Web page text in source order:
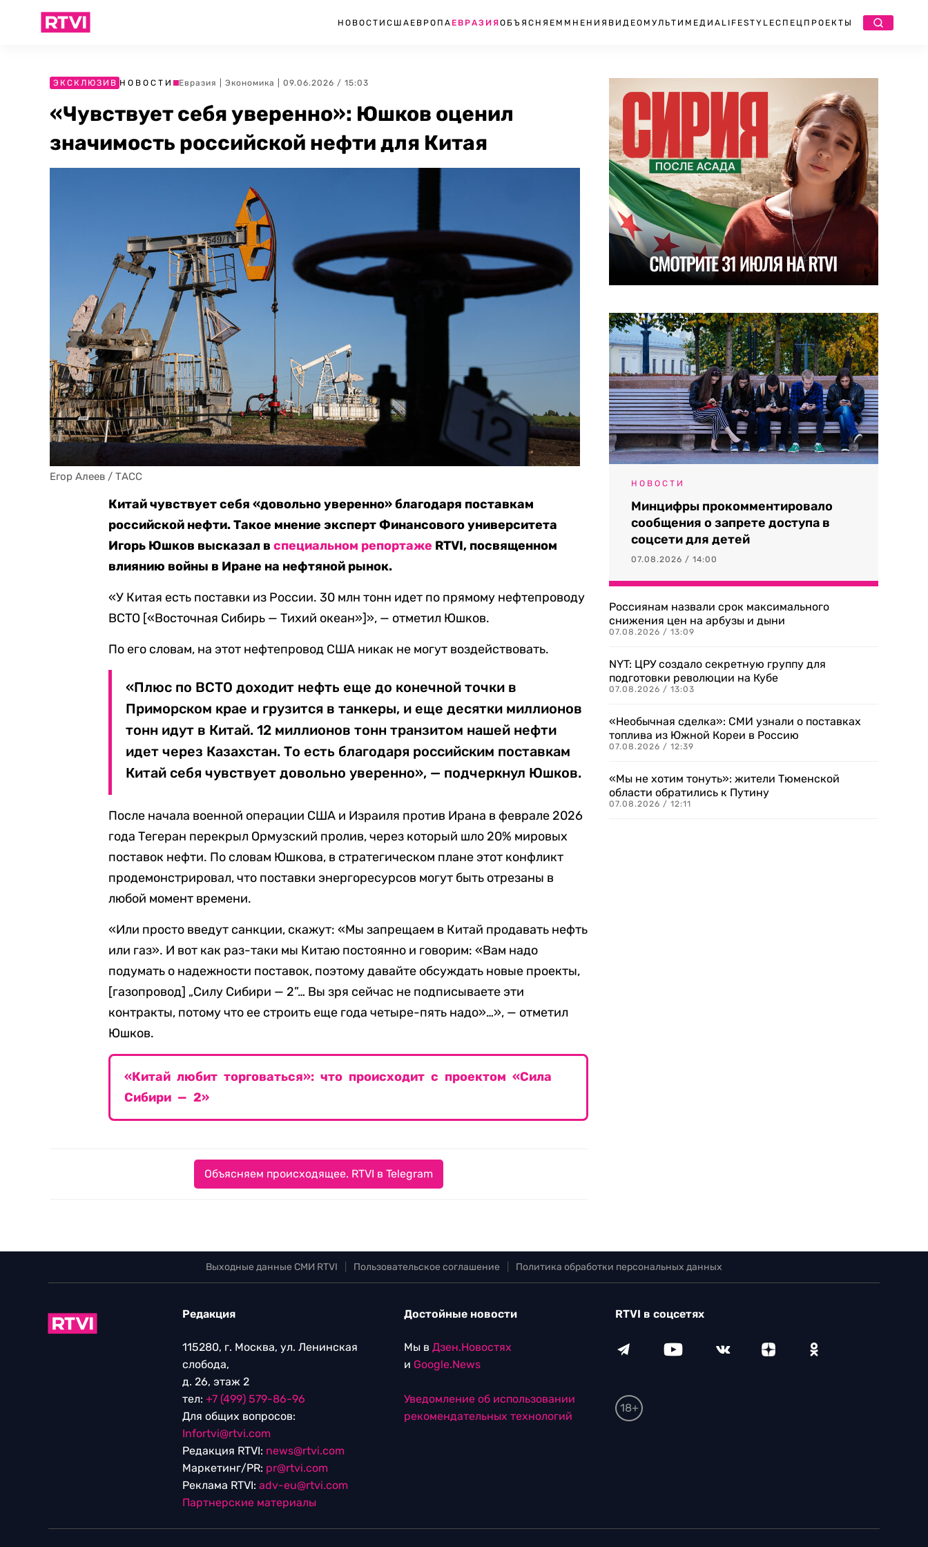
НОВОСТИ США ЕВРОПА ЕВРАЗИЯОБЪЯСНЯЕМ МНЕНИЯ ВИДЕО МУЛЬТИМЕДИА LIFESTYLEСПЕЦПРОЕКТЫ
ЭКСКЛЮЗИВ НОВОСТИ Евразия Экономика | 09.06.2026 / 15:03
«Чувствует себя уверенно»: Юшков оценил
значимость российской нефти для Китая
Егор Алеев / ТАСС
Китай чувствует себя «довольно уверенно» благодаря поставкам
российской нефти. Такое мнение эксперт Финансового университета
Игорь Юшков высказал вспециальном репортаже RTVI, посвященном
влиянию войны в Иране на нефтяной рынок.
«У Китая есть поставки из России. 30 млн тонн идет по прямому нефтепроводу
ВСТО [«Восточная Сибирь — Тихий океан»]», — отметил Юшков.
По его словам, на этот нефтепровод США никак не могут воздействовать.
«Плюс по ВСТО доходит нефть еще до конечной точки в
Приморском крае и грузится в танкеры, и еще десятки миллионов
тонн идут в Китай. 12 миллионов тонн транзитом нашей нефти
идет через Казахстан. То есть благодаря российским поставкам
Китай себя чувствует довольно уверенно», — подчеркнул Юшков.
После начала военной операции США и Израиля против Ирана в феврале 2026
года Тегеран перекрыл Ормузский пролив, через который шло 20% мировых
поставок нефти. По словам Юшкова, в стратегическом плане этот конфликт
продемонстрировал, что поставки энергоресурсов могут быть отрезаны в
любой момент времени.
«Или просто введут санкции, скажут: «Мы запрещаем в Китай продавать нефть
или газ». И вот как раз-таки мы Китаю постоянно и говорим: «Вам надо
подумать о надежности поставок, поэтому давайте обсуждать новые проекты,
[газопровод] „Силу Сибири — 2”… Вы зря сейчас не подписываете эти
контракты, потому что ее строить еще года четыре-пять надо»…», — отметил
Юшков.
«Китай любит торговаться»: что происходит с проектом «Сила
Сибири — 2»
Объясняем происходящее. RTVI в Telegram
НОВОСТИ
Минцифры прокомментировало
сообщения о запрете доступа в
соцсети для детей
07.08.2026 / 14:00
Россиянам назвали срок максимального
снижения цен на арбузы и дыни
07.08.2026 / 13:09
NYT: ЦРУ создало секретную группу для
подготовки революции на Кубе
07.08.2026 / 13:03
«Необычная сделка»: СМИ узнали о поставках
топлива из Южной Кореи в Россию
07.08.2026 / 12:39
«Мы не хотим тонуть»: жители Тюменской
области обратились к Путину
07.08.2026 / 12:11
Выходные данные СМИ RTVI Пользовательское соглашение Политика обработки персональных данных
Редакция
115280, г. Москва, ул. Ленинская
слобода,
д. 26, этаж 2
тел: +7 (499) 579-86-96
Для общих вопросов:
Infortvi@rtvi.com
Редакция RTVI: news@rtvi.com
Маркетинг/PR: pr@rtvi.com
Реклама RTVI: adv-eu@rtvi.com
Партнерские материалы
Достойные новости
Мы в Дзен.Новостях
и Google.News
Уведомление об использовании
рекомендательных технологий
RTVI в соцсетях
18+